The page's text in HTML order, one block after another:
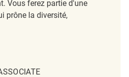
Vous ferez partie d'une
prône la diversité,
Associate REQ140113